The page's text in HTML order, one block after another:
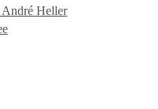
André Heller